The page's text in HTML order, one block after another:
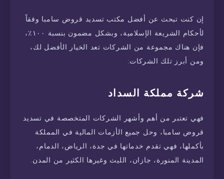
إن كنت تبحث عن أفضل مكتب تسديد قروض سامبا وفقاً
لأحكام الشريعة الإسلامية، وبشكل مضمون بنسبة ١٠٠٪،
فإن هناك مجموعة من الشركات تعد الخيار الأفضل لك،
ومن أبرز تلك الشركات:
شركة مملكة السداد
فهي تعتبر من أهم وأشهر الشركات المتخصصة في تسديد
قروض سامبا، وحل جميع الأزمات المالية في المملكة
بأكملها، فهي تقدم خدماتها في جدة، الرياض، الدمام،
المدينة المنورة، جازان، الليث وغيرها الكثير من المدن.